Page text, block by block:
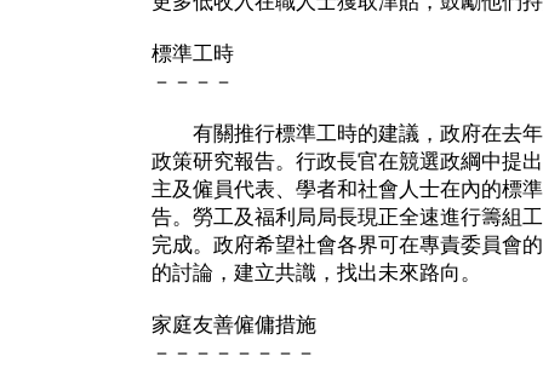
標準工時
－－－－
有關推行標準工時的建議，政府在去年
政策研究報告。行政長官在競選政綱中提
主及僱員代表、學者和社會人士在內的標
告。勞工及福利局局長現正全速進行籌組
完成。政府希望社會各界可在專責委員會
的討論，建立共識，找出未來路向。
家庭友善僱傭措施
－－－－－－－－